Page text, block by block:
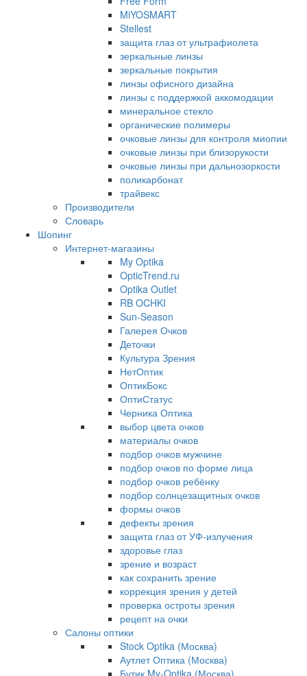
MiYOSMART
Stellest
защита глаз от ультрафиолета
зеркальные линзы
зеркальные покрытия
линзы офисного дизайна
линзы с поддержкой аккомодации
минеральное стекло
органические полимеры
очковые линзы для контроля миопии
очковые линзы при близорукости
очковые линзы при дальнозоркости
поликарбонат
трайвекс
Производители
Словарь
Шопинг
Интернет-магазины
My Optika
OpticTrend.ru
Optika Outlet
RB OCHKI
Sun-Season
Галерея Очков
Деточки
Культура Зрения
НетОптик
ОптикБокс
ОптиСтатус
Черника Оптика
выбор цвета очков
материалы очков
подбор очков мужчине
подбор очков по форме лица
подбор очков ребёнку
подбор солнцезащитных очков
формы очков
дефекты зрения
защита глаз от УФ-излучения
здоровье глаз
зрение и возраст
как сохранить зрение
коррекция зрения у детей
проверка остроты зрения
рецепт на очки
Салоны оптики
Stock Optika (Москва)
Аутлет Оптика (Москва)